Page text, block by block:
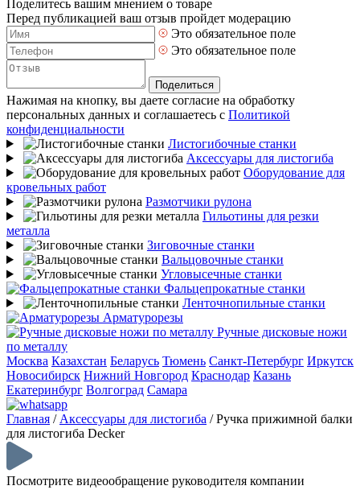
Поделитесь вашим мнением о товаре
Перед публикацией ваш отзыв пройдет модерацию
Это обязательное поле
Это обязательное поле
Поделиться
Нажимая на кнопку, вы даете согласие на обработку
персональных данных и соглашаетесь с Политикой
конфиденциальности
Листогибочные станки
Аксессуары для листогиба
Оборудование для
кровельных работ
Размотчики рулона
Гильотины для резки
металла
Зиговочные станки
Вальцовочные станки
Угловысечные станки
Фальцепрокатные станки
Ленточнопильные станки
Арматурорезы
Ручные дисковые ножи
по металлу
Москва Казахстан Беларусь Тюмень Санкт-Петербург Иркутск
Новосибирск Нижний Новгород Краснодар Казань
Екатеринбург Волгоград Самара
Главная / Аксессуары для листогиба /Ручка прижимной балки
для листогиба Decker
Посмотрите видеообращение руководителя компании